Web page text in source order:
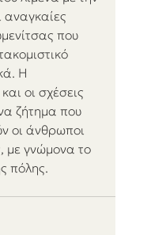
αναγκαίες
που
Η
οι σχέσεις
ζήτημα που
οι άνθρωποι
με γνώμονα το
πόλης.